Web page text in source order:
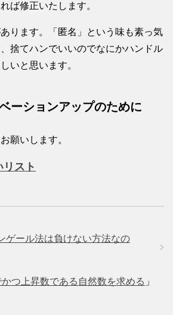
ば修正いたします。
ります。「匿名」という味も素っ気
捨てハンでいいのでなにかハンドル
いと思います。
ーションアップのために
願いします。
スト
ゲール法は負けない方法なの
つ上昇数である自然数を求める 」